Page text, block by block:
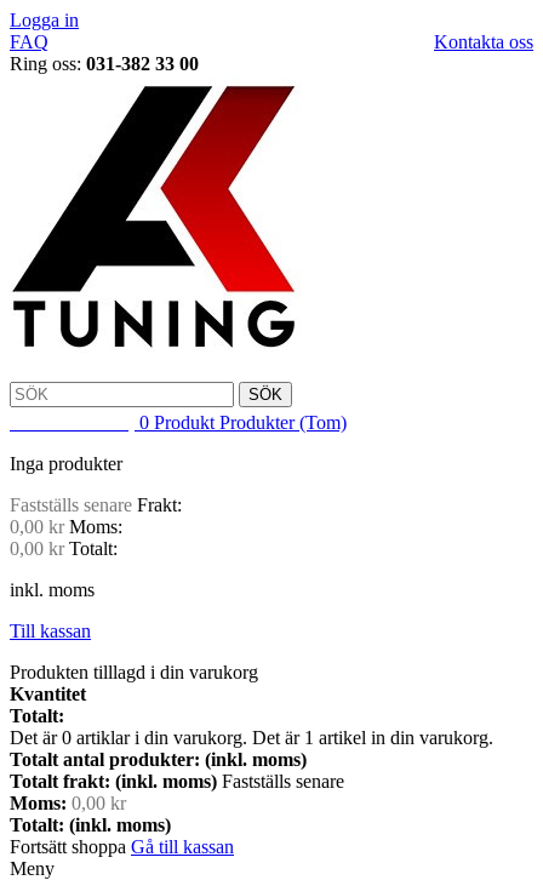
Logga in
Kontakta oss
FAQ
Ring oss: 031-382 33 00
SÖK
0 Produkt Produkter (Tom)
Inga produkter
Fastställs senare Frakt:
0,00 kr Moms:
0,00 kr Totalt:
inkl. moms
Till kassan
Produkten tilllagd i din varukorg
Kvantitet
Totalt:
Det är0 artiklar i din varukorg. Det är 1 artikel in din varukorg.
Totalt antal produkter: (inkl. moms)
Totalt frakt: (inkl. moms) Fastställs senare
Moms: 0,00 kr
Totalt: (inkl. moms)
Fortsätt shoppa Gå till kassan
Meny